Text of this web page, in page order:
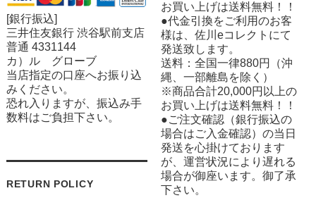
[銀行振込]
三井住友銀行 渋谷駅前支店
普通 4331144
カ）ル グローブ
当店指定の口座へお振り込
みください。
恐れ入りますが、振込み手
数料はご負担下さい。
RETURN POLICY
お買い上げは送料無料！！
●代金引換をご利用のお客
様は、佐川eコレクトにて
発送致します。
送料：全国一律880円（沖
縄、一部離島を除く）
※商品合計20,000円以上の
お買い上げは送料無料！！
●ご注文確認（銀行振込の
場合はご入金確認）の当日
発送を心掛けております
が、運営状況により遅れる
場合が御座います。御了承
下さい。